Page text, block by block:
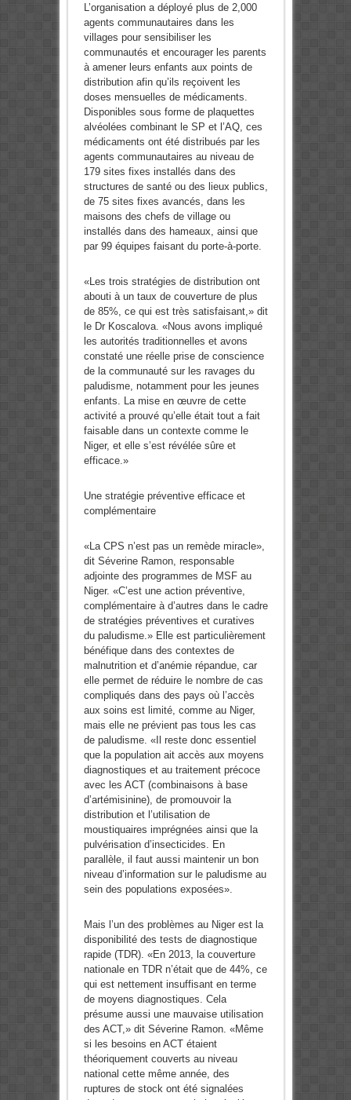
L’organisation a déployé plus de 2,000
agents communautaires dans les
villages pour sensibiliser les
communautés et encourager les parents
à amener leurs enfants aux points de
distribution afin qu’ils reçoivent les
doses mensuelles de médicaments.
Disponibles sous forme de plaquettes
alvéolées combinant le SP et l’AQ, ces
médicaments ont été distribués par les
agents communautaires au niveau de
179 sites fixes installés dans des
structures de santé ou des lieux publics,
de 75 sites fixes avancés, dans les
maisons des chefs de village ou
installés dans des hameaux, ainsi que
par 99 équipes faisant du porte-à-porte.
«Les trois stratégies de distribution ont
abouti à un taux de couverture de plus
de 85%, ce qui est très satisfaisant,» dit
le Dr Koscalova. «Nous avons impliqué
les autorités traditionnelles et avons
constaté une réelle prise de conscience
de la communauté sur les ravages du
paludisme, notamment pour les jeunes
enfants. La mise en œuvre de cette
activité a prouvé qu’elle était tout a fait
faisable dans un contexte comme le
Niger, et elle s’est révélée sûre et
efficace.»
Une stratégie préventive efficace et
complémentaire
«La CPS n’est pas un remède miracle»,
dit Séverine Ramon, responsable
adjointe des programmes de MSF au
Niger. «C’est une action préventive,
complémentaire à d’autres dans le cadre
de stratégies préventives et curatives
du paludisme.» Elle est particulièrement
bénéfique dans des contextes de
malnutrition et d’anémie répandue, car
elle permet de réduire le nombre de cas
compliqués dans des pays où l’accès
aux soins est limité, comme au Niger,
mais elle ne prévient pas tous les cas
de paludisme. «Il reste donc essentiel
que la population ait accès aux moyens
diagnostiques et au traitement précoce
avec les ACT (combinaisons à base
d’artémisinine), de promouvoir la
distribution et l’utilisation de
moustiquaires imprégnées ainsi que la
pulvérisation d’insecticides. En
parallèle, il faut aussi maintenir un bon
niveau d’information sur le paludisme au
sein des populations exposées».
Mais l’un des problèmes au Niger est la
disponibilité des tests de diagnostique
rapide (TDR). «En 2013, la couverture
nationale en TDR n’était que de 44%, ce
qui est nettement insuffisant en terme
de moyens diagnostiques. Cela
présume aussi une mauvaise utilisation
des ACT,» dit Séverine Ramon. «Même
si les besoins en ACT étaient
théoriquement couverts au niveau
national cette même année, des
ruptures de stock ont été signalées